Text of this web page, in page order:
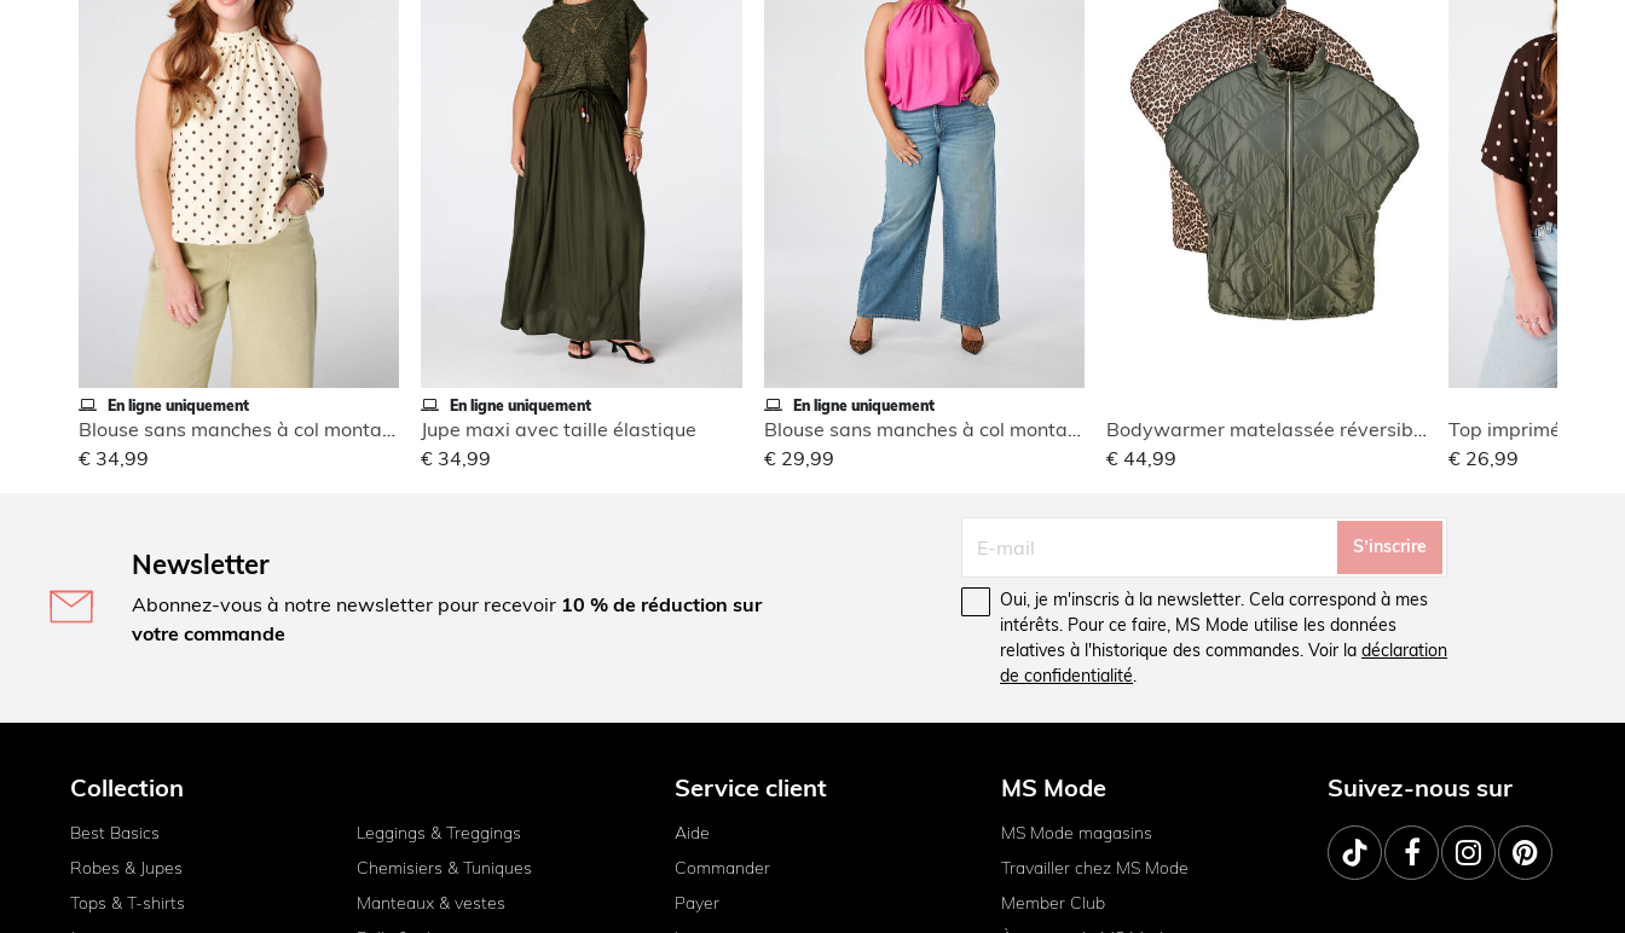
En ligne uniquement
€ 34,99
En ligne uniquement
Jupe maxi avec taille élastique
€ 34,99
En ligne uniquement
€ 29,99
€ 44,99
Top imprimé avec
€ 26,99
Newsletter
Abonnez-vous à notre newsletter pour recevoir 10 % de réduction sur
votre commande
S’inscrire
Oui, je m'inscris à la newsletter. Cela correspond à mes
intérêts. Pour ce faire, MS Mode utilise les données
relatives à l'historique des commandes. Voir la déclaration
de confidentialité.
Collection
Best Basics
Robes & Jupes
Tops & T-shirts
Leggings & Treggings
Chemisiers & Tuniques
Manteaux & vestes
Service client
Aide
Commander
Payer
MS Mode
MS Mode magasins
Travailler chez MS Mode
Member Club
Suivez-nous sur